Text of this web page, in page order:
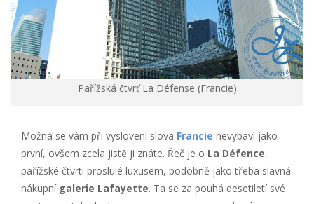
Pařížská čtvrť La Défense (Francie)
Možná se vám při vyslovení slova Francie nevybaví jako
první, ovšem zcela jistě ji znáte. Řeč je o La Défence,
pařížské čtvrti proslulé luxusem, podobně jako třeba slavná
nákupní galerie Lafayette. Ta se za pouhá desetiletí své